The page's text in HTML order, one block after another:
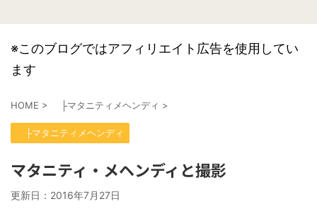
※このブログではアフィリエイト広告を使用してい
ます
HOME > ├マタニティメヘンディ >
├マタニティメヘンディ
マタニティ・メヘンディと撮影
更新日： 2016年7月27日